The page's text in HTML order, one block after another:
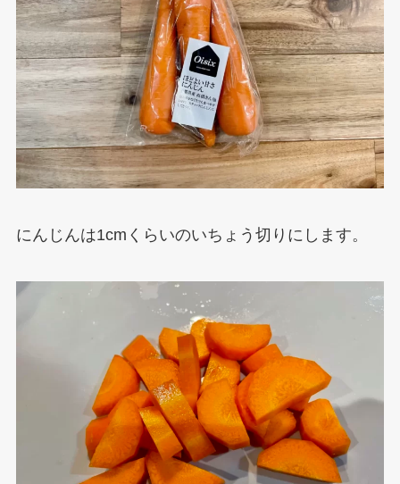
にんじんは1cmくらいのいちょう切りにします。